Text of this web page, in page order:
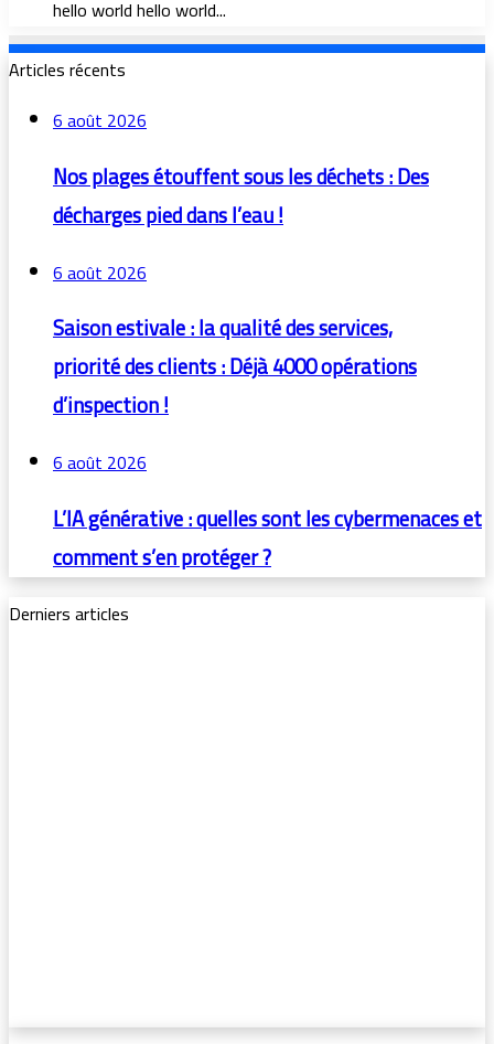
hello world hello world...
Articles récents
6 août 2026
Nos plages étouffent sous les déchets : Des
décharges pied dans l’eau !
6 août 2026
Saison estivale : la qualité des services,
priorité des clients : Déjà 4000 opérations
d’inspection !
6 août 2026
L’IA générative : quelles sont les cybermenaces et
comment s’en protéger ?
Derniers articles